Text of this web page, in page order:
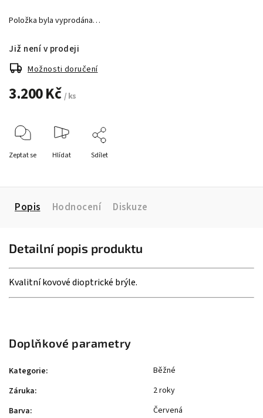
Položka byla vyprodána…
3.200 Kč / ks
Již není v prodeji
Možnosti doručení
Zeptat se Hlídat Sdílet
Popis Hodnocení Diskuze
Detailní popis produktu
Kvalitní kovové dioptrické brýle.
Doplňkové parametry
Kategorie:
Běžné
Záruka:
2 roky
Barva:
Červená